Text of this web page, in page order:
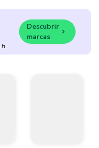
ti.
Descubrir
marcas